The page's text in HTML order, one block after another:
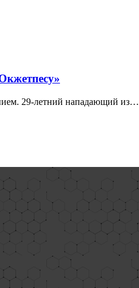
29-летний нападающий из…